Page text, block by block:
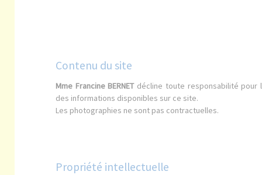
Contenu du site
Mme Francine BERNET décline toute responsabilité pour
des informations disponibles sur ce site.
Les photographies ne sont pas contractuelles.
Propriété intellectuelle